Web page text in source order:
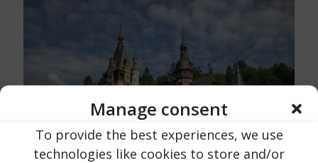
Manage consent
To provide the best experiences, we use
technologies like cookies to store and/or